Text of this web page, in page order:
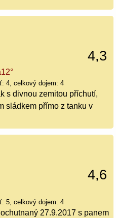
4,3
4, celkový dojem: 4
s divnou zemitou příchutí,
sládkem přímo z tanku v
4,6
5, celkový dojem: 4
27.9.2017 s panem